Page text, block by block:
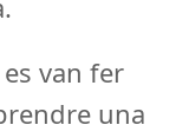
van fer
una